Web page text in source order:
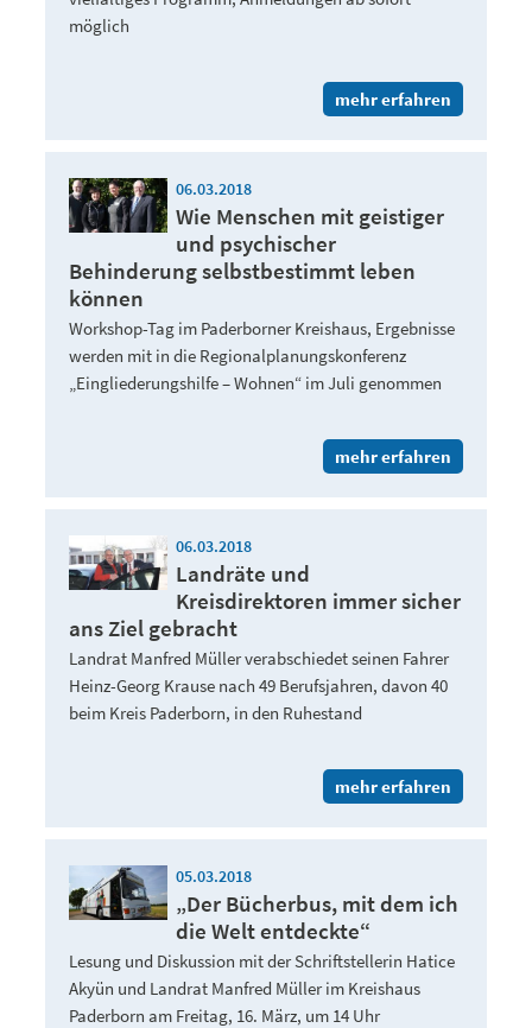
möglich
mehr erfahren
06.03.2018
Wie Menschen mit geistiger
und psychischer
Behinderung selbstbestimmt leben
können
Workshop-Tag im Paderborner Kreishaus, Ergebnisse
werden mit in die Regionalplanungskonferenz
„Eingliederungshilfe – Wohnen“ im Juli genommen
mehr erfahren
06.03.2018
Landräte und
Kreisdirektoren immer sicher
ans Ziel gebracht
Landrat Manfred Müller verabschiedet seinen Fahrer
Heinz-Georg Krause nach 49 Berufsjahren, davon 40
beim Kreis Paderborn, in den Ruhestand
mehr erfahren
05.03.2018
„Der Bücherbus, mit dem ich
die Welt entdeckte“
Lesung und Diskussion mit der Schriftstellerin Hatice
Akyün und Landrat Manfred Müller im Kreishaus
Paderborn am Freitag, 16. März, um 14 Uhr